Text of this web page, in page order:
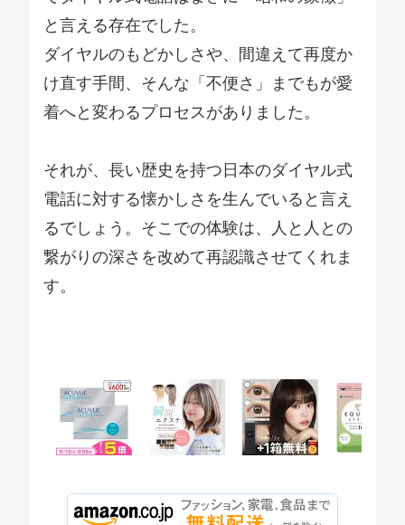
と言える存在でした。
ダイヤルのもどかしさや、間違えて再度か
け直す手間、そんな「不便さ」までもが愛
着へと変わるプロセスがありました。
それが、長い歴史を持つ日本のダイヤル式
電話に対する懐かしさを生んでいると言え
るでしょう。そこでの体験は、人と人との
繋がりの深さを改めて再認識させてくれま
す。